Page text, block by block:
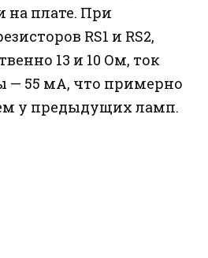
на плате. При
RS1 и RS2,
13 и 10 Ом, ток
— 55 мА, что примерно
у предыдущих ламп.